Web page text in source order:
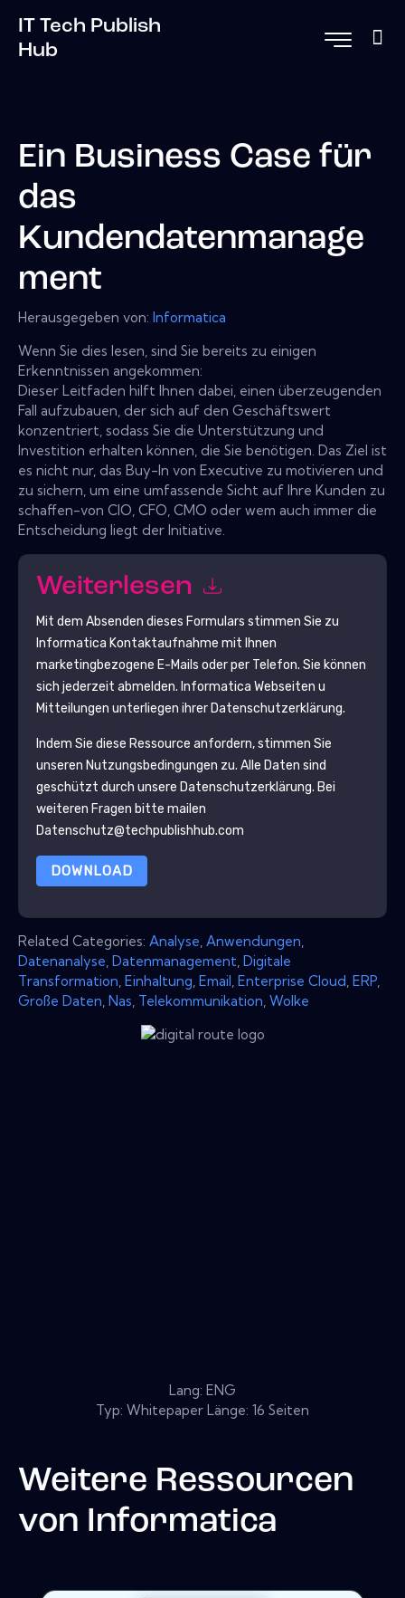
IT Tech Publish
Hub
Ein Business Case für
das
Kundendatenmanage
ment
Herausgegeben von: Informatica
Wenn Sie dies lesen, sind Sie bereits zu einigen
Erkenntnissen angekommen:
Dieser Leitfaden hilft Ihnen dabei, einen überzeugenden
Fall aufzubauen, der sich auf den Geschäftswert
konzentriert, sodass Sie die Unterstützung und
Investition erhalten können, die Sie benötigen. Das Ziel ist
es nicht nur, das Buy-In von Executive zu motivieren und
zu sichern, um eine umfassende Sicht auf Ihre Kunden zu
schaffen-von CIO, CFO, CMO oder wem auch immer die
Entscheidung liegt der Initiative.
Weiterlesen
Mit dem Absenden dieses Formulars stimmen Sie zu
Informatica Kontaktaufnahme mit Ihnen
marketingbezogene E-Mails oder per Telefon. Sie können
sich jederzeit abmelden. Informatica Webseiten u
Mitteilungen unterliegen ihrer Datenschutzerklärung.
Indem Sie diese Ressource anfordern, stimmen Sie
unseren Nutzungsbedingungen zu. Alle Daten sind
geschützt durch unsere Datenschutzerklärung. Bei
weiteren Fragen bitte mailen
Datenschutz@techpublishhub.com
DOWNLOAD
Related Categories: Analyse Anwendungen
Datenanalyse Datenmanagement Digitale
Transformation Einhaltung Email Enterprise Cloud ERP
Große Daten Nas Telekommunikation Wolke
Lang: ENG
Typ: Whitepaper Länge: 16 Seiten
Weitere Ressourcen
von Informatica